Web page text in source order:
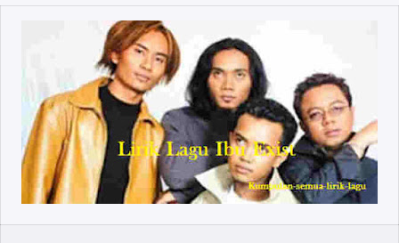
NISA SABYAN